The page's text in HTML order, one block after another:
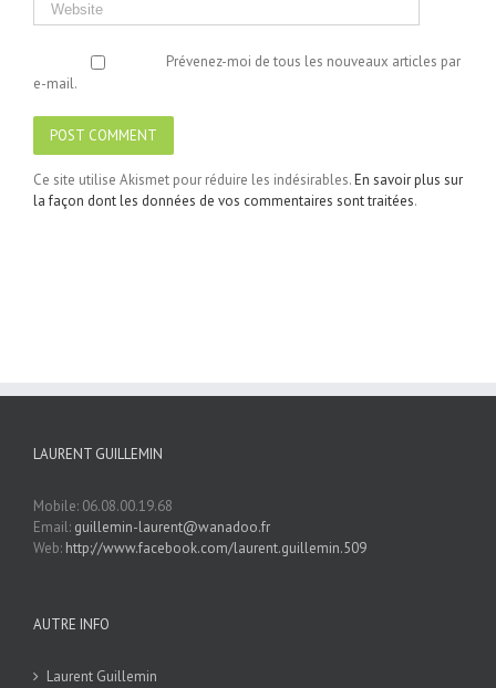
Prévenez-moi de tous les nouveaux articles par
e-mail.
Ce site utilise Akismet pour réduire les indésirables.En savoir plus sur
la façon dont les données de vos commentaires sont traitées.
LAURENT GUILLEMIN
Mobile: 06.08.00.19.68
Email: guillemin-laurent@wanadoo.fr
Web: http://www.facebook.com/laurent.guillemin.509
AUTRE INFO
Laurent Guillemin